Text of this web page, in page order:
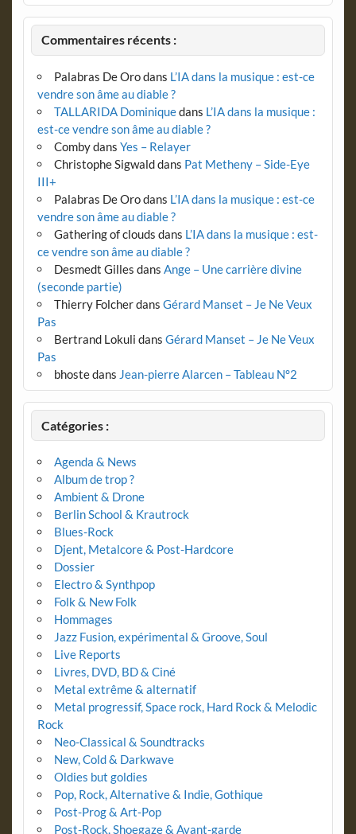
Commentaires récents :
Palabras De Orodans L’IA dans la musique : est-ce
vendre son âme au diable ?
TALLARIDA Dominiquedans L’IA dans la musique :
est-ce vendre son âme au diable ?
Combydans Yes – Relayer
Christophe Sigwalddans Pat Metheny – Side-Eye
III+
Palabras De Orodans L’IA dans la musique : est-ce
vendre son âme au diable ?
Gathering of clouds dans L’IA dans la musique : est-
ce vendre son âme au diable ?
Desmedt Gilles dans Ange – Une carrière divine
(seconde partie)
Thierry Folcherdans Gérard Manset – Je Ne Veux
Pas
Bertrand Lokuli dans Gérard Manset – Je Ne Veux
Pas
bhostedans Jean-pierre Alarcen – Tableau N°2
Catégories :
Agenda & News
Album de trop ?
Ambient & Drone
Berlin School & Krautrock
Blues-Rock
Djent, Metalcore & Post-Hardcore
Dossier
Electro & Synthpop
Folk & New Folk
Hommages
Jazz Fusion, expérimental & Groove, Soul
Live Reports
Livres, DVD, BD & Ciné
Metal extrême & alternatif
Metal progressif, Space rock, Hard Rock & Melodic
Rock
Neo-Classical & Soundtracks
New, Cold & Darkwave
Oldies but goldies
Pop, Rock, Alternative & Indie, Gothique
Post-Prog & Art-Pop
Post-Rock, Shoegaze & Avant-garde